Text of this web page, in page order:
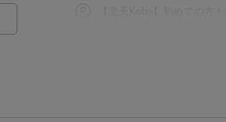
【楽天Kobo】初めての方